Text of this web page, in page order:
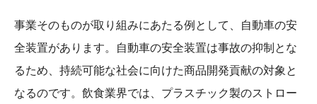
事業そのものが取り組みにあたる例として、自動車の安
全装置があります。自動車の安全装置は事故の抑制とな
るため、持続可能な社会に向けた商品開発貢献の対象と
なるのです。飲食業界では、プラスチック製のストロー